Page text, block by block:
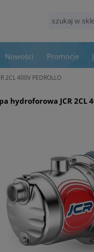
Nowości Promocje
2CL 400V PEDROLLO
hydroforowa JCR 2CL